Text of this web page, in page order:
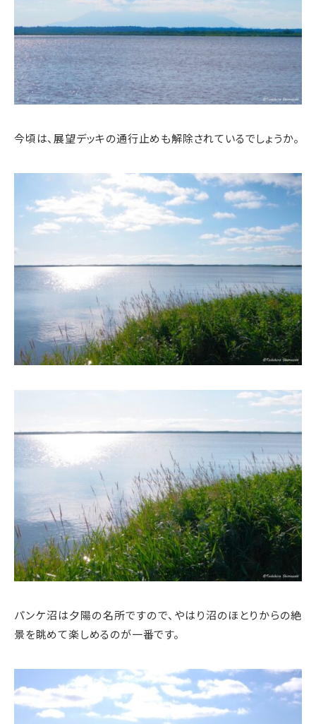
今頃は、展望デッキの通行止めも解除されているでしょうか。
パンケ沼は夕陽の名所ですので、やはり沼のほとりからの絶
景を眺めて楽しめるのが一番です。